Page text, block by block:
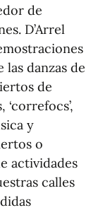
de
D’Arrel
danzas de
de
y
o
actividades
calles